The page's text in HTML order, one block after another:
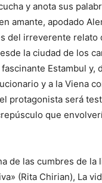
y anota sus
amante, apodado
del irreverente relato
la ciudad de los
Estambul
y a la Viena
protagonista será
que
de las cumbres de la
(Rita Chirian), La